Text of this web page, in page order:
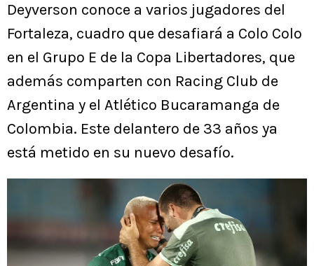
Deyverson conoce a varios jugadores del
Fortaleza, cuadro que desafiará a Colo Colo
en el Grupo E de la Copa Libertadores, que
además comparten con Racing Club de
Argentina y el Atlético Bucaramanga de
Colombia. Este delantero de 33 años ya
está metido en su nuevo desafío.